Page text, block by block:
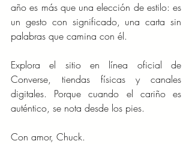
año es más que una elección de estilo: es
un gesto con significado, una carta sin
palabras que camina con él.
Explora el sitio en línea oficial de
Converse, tiendas físicas y canales
digitales. Porque cuando el cariño es
auténtico, se nota desde los pies.
Con amor, Chuck.